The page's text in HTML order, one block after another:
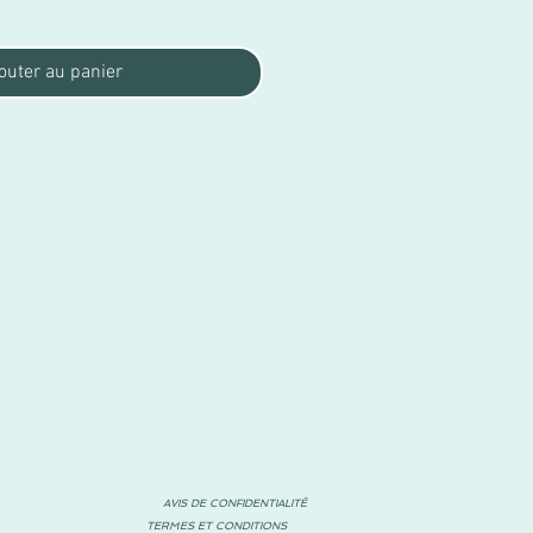
au panier
AVIS DE CONFIDENTIALITÉ
TERMES ET CONDITIONS